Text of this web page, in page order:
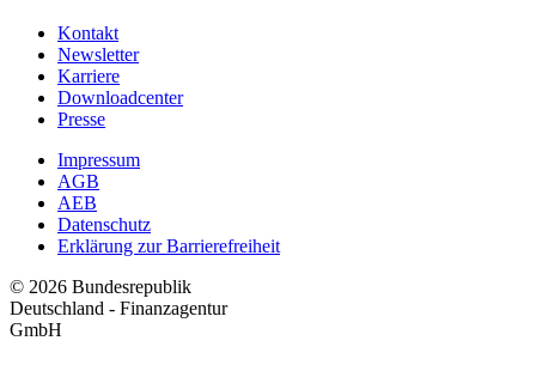
Kontakt
Newsletter
Karriere
Downloadcenter
Presse
Impressum
AGB
AEB
Datenschutz
Erklärung zur Barrierefreiheit
© 2026 Bundesrepublik
Deutschland - Finanzagentur
GmbH